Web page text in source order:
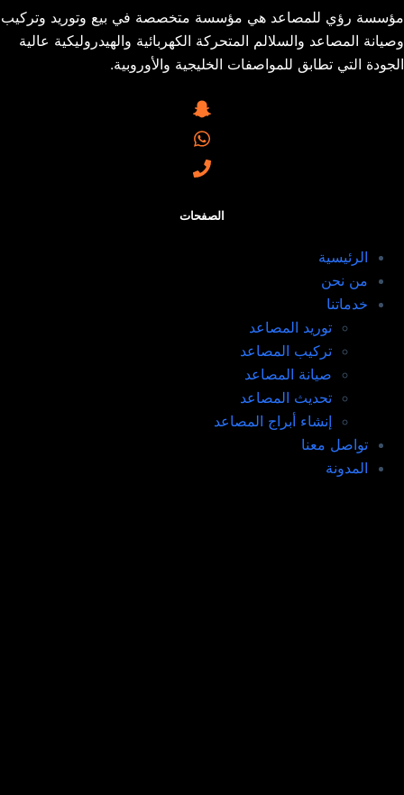
مؤسسة رؤي للمصاعد هي مؤسسة متخصصة في بيع وتوريد وتركيب
وصيانة المصاعد والسلالم المتحركة الكهربائية والهيدروليكية عالية
الجودة التي تطابق للمواصفات الخليجية والأوروبية.
الصفحات
الرئيسية
من نحن
خدماتنا
توريد المصاعد​
تركيب المصاعد ​
صيانة المصاعد​
تحديث المصاعد​
إنشاء أبراج المصاعد​
تواصل معنا
المدونة